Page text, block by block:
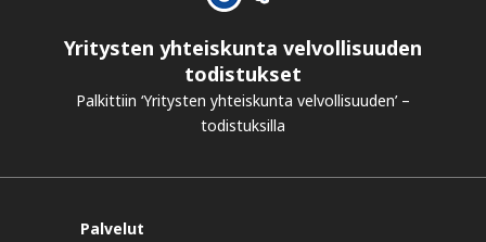
Yritysten yhteiskunta velvollisuuden
todistukset
Palkittiin ‘Yritysten yhteiskunta velvollisuuden’ –
todistuksilla
Palvelut